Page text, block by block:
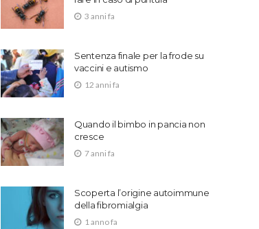
3 anni fa
Sentenza finale per la frode su
vaccini e autismo
12 anni fa
Quando il bimbo in pancia non
cresce
7 anni fa
Scoperta l’origine autoimmune
della fibromialgia
1 anno fa